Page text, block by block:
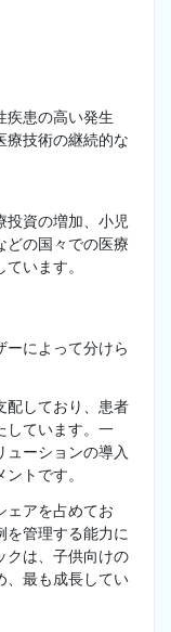
疾患の高い発生
療技術の継続的な
投資の増加、小児
どの国々での医療
います。
ーによって分けら
配しており、患者
しています。一
ューションの導入
トです。
ェアを占めてお
を管理する能力に
クは、子供向けの
、最も成長してい